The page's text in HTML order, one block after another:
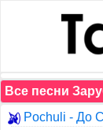
Все песни
Pochuli - До